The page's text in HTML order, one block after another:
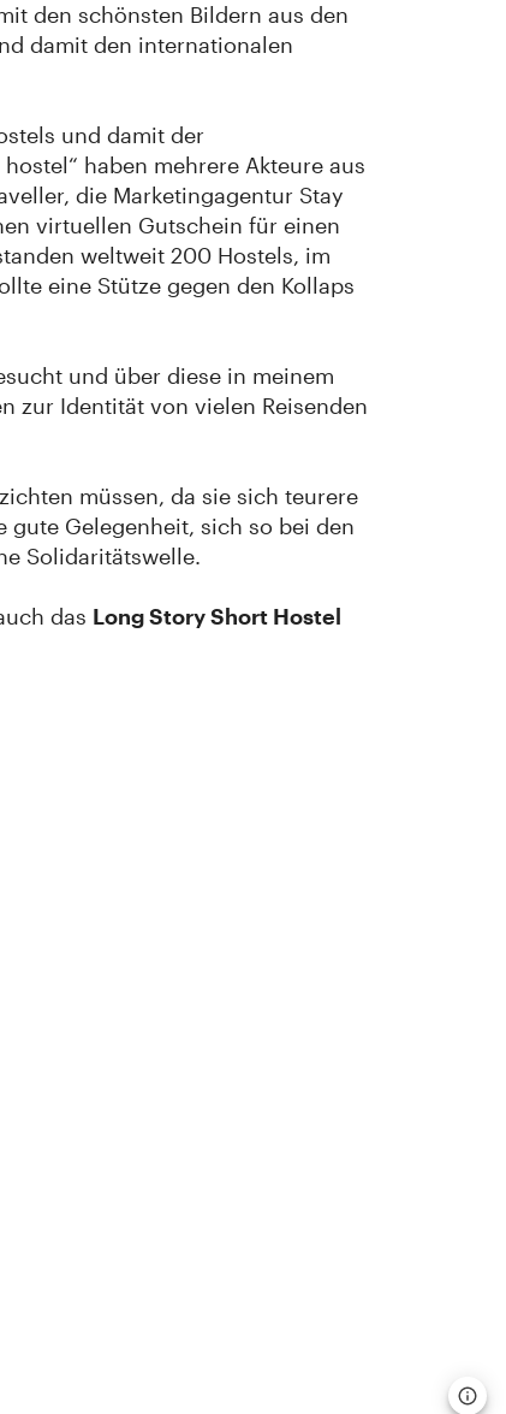
den schönsten Bildern aus den
damit den internationalen
und damit der
haben mehrere Akteure aus
die Marketingagentur Stay
virtuellen Gutschein für einen
weltweit 200 Hostels, im
eine Stütze gegen den Kollaps
und über diese in meinem
zur Identität von vielen Reisenden
müssen, da sie sich teurere
Gelegenheit, sich so bei den
Solidaritätswelle.
das Long Story Short Hostel